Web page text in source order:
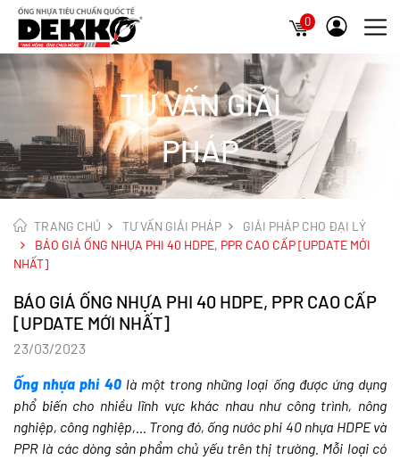
0
TƯ VẤN GIẢI
PHÁP
TRANG CHỦ TƯ VẤN GIẢI PHÁP
GIẢI PHÁP CHO ĐẠI LÝ
BÁO GIÁ ỐNG NHỰA PHI 40 HDPE, PPR CAO CẤP [UPDATE MỚI
NHẤT]
BÁO GIÁ ỐNG NHỰA PHI 40 HDPE, PPR CAO CẤP
[UPDATE MỚI NHẤT]
23/03/2023
Ống nhựa phi 40là một trong những loại ống được ứng dụng
phổ biến cho nhiều lĩnh vực khác nhau như công trình, nông
nghiệp, công nghiệp,... Trong đó, ống nước phi 40 nhựa HDPE và
PPR là các dòng sản phẩm chủ yếu trên thị trường. Mỗi loại có